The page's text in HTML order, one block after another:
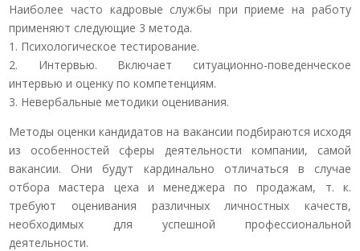
Наиболее часто кадровые службы при приеме на работу
применяют следующие 3 метода.
1. Психологическое тестирование.
2. Интервью. Включает ситуационно-поведенческое
интервью и оценку по компетенциям.
3. Невербальные методики оценивания.
Методы оценки кандидатов на вакансии подбираются исходя
из особенностей сферы деятельности компании, самой
вакансии. Они будут кардинально отличаться в случае
отбора мастера цеха и менеджера по продажам, т. к.
требуют оценивания различных личностных качеств,
необходимых для успешной профессиональной
деятельности.